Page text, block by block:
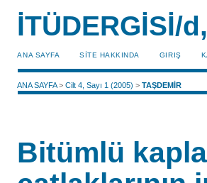
İTÜDERGİSİ/
ANA SAYFA SİTE HAKKINDA GIRIŞ
ANA SAYFA>Cilt 4, Sayı 1 (2005) >TAŞDEMİR
Bitümlü